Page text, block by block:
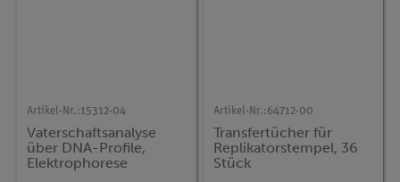
Artikel-Nr.:15312-04
Vaterschaftsanalyse
über DNA-Profile,
Elektrophorese
Artikel-Nr.:64712-00
Transfertücher für
Replikatorstempel, 36
Stück